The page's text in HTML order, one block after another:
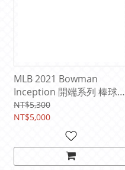
MLB 2021 Bowman
Inception 開端系列 棒球卡
卡盒
NT$5,300
NT$5,000